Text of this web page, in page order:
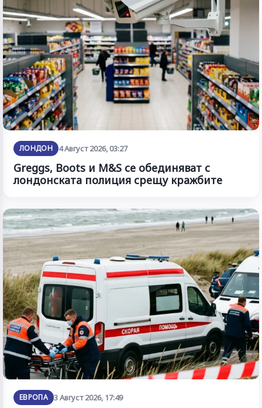
ЛОНДОН 4 Август 2026, 03:27
Greggs, Boots и M&S се обединяват с
лондонската полиция срещу кражбите
ЕВРОПА 3 Август 2026, 17:49